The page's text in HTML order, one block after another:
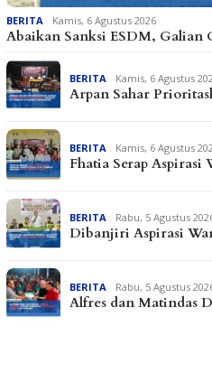
BERITA Kamis, 6 Agustus 2026
Abaikan Sanksi ESDM,
BERITA Kamis, 6 Agustus
Arpan Sahar
BERITA Kamis, 6 Agustus
Fhatia Serap
BERITA Rabu, 5 Agustus
Dibanjiri Aspirasi
BERITA Rabu, 5 Agustus
Alfres dan Matindas